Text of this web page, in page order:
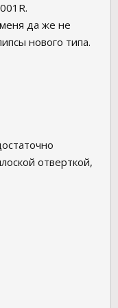
да же не
нового типа.
отверткой,